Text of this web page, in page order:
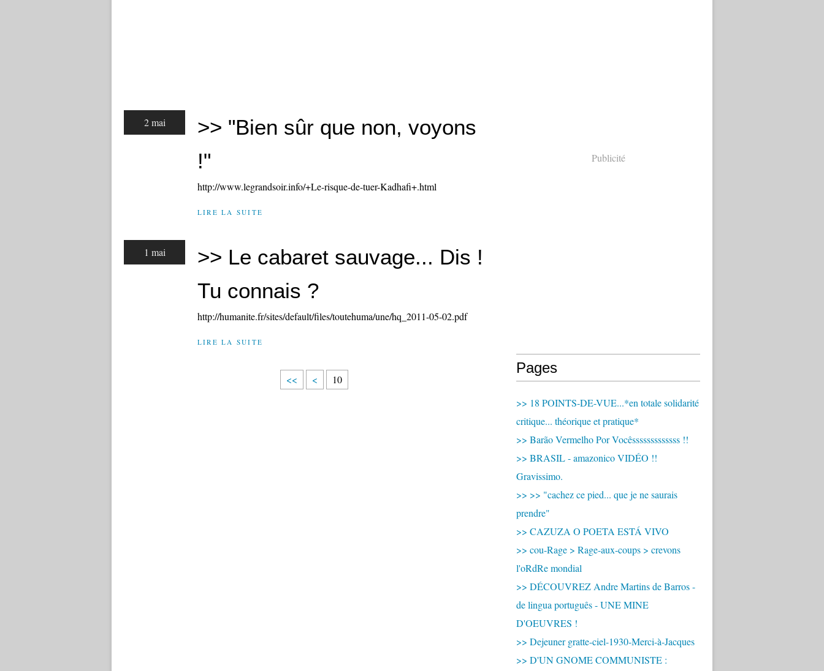
2 mai
>> "Bien sûr que non, voyons
!"
http://www.legrandsoir.info/+Le-risque-de-tuer-Kadhafi+.html
LIRE LA SUITE
1 mai
>> Le cabaret sauvage... Dis !
Tu connais ?
http://humanite.fr/sites/default/files/toutehuma/une/hq_2011-05-02.pdf
LIRE LA SUITE
<< < 10
Publicité
Pages
>> 18 POINTS-DE-VUE...*en totale solidarité
critique... théorique et pratique*
>> Barão Vermelho Por Vocêsssssssssssss !!
>> BRASIL - amazonico VIDÉO !!
Gravissimo.
>> >> "cachez ce pied... que je ne saurais
prendre"
>> CAZUZA O POETA ESTÁ VIVO
>> cou-Rage > Rage-aux-coups > crevons
l'oRdRe mondial
>> DÉCOUVREZ Andre Martins de Barros -
de lingua português - UNE MINE
D'OEUVRES !
>> Dejeuner gratte-ciel-1930-Merci-à-Jacques
>> D'UN GNOME COMMUNISTE :